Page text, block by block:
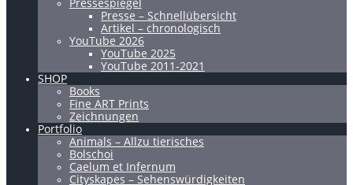
Presse – Schnellübersicht
Artikel – chronologisch
YouTube 2026
YouTube 2025
YouTube 2011-2021
SHOP
Books
Fine ART Prints
Zeichnungen
Portfolio
Animals – Allzu tierisches
Bolschoi
Caelum et Infernum
Cityskapes – Sehenswürdigkeiten